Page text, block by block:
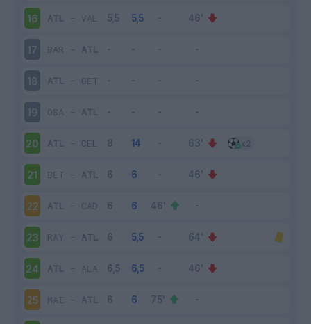
16 ATL - VAL
17 BAR - ATL
18 ATL - GET
19 OSA - ATL
20 ATL - CEL
21 BET - ATL
22 ATL - CAD
23 RAY - ATL
24 ATL - ALA
25 MAI - ATL